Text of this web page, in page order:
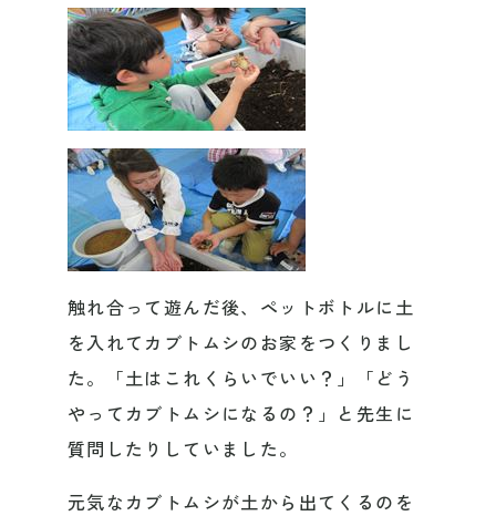
触れ合って遊んだ後、ペットボトルに土
を入れてカブトムシのお家をつくりまし
た。「土はこれくらいでいい？」「どう
やってカブトムシになるの？」と先生に
質問したりしていました。
元気なカブトムシが土から出てくるのを